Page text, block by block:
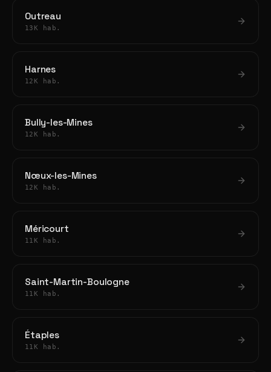
Outreau
13K hab.
Harnes
12K hab.
Bully-les-Mines
12K hab.
Nœux-les-Mines
12K hab.
Méricourt
11K hab.
Saint-Martin-Boulogne
11K hab.
Étaples
11K hab.